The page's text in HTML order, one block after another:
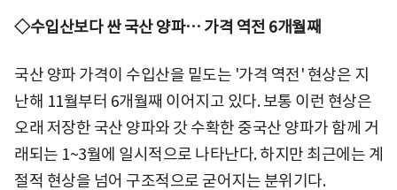
◇수입산보다 싼 국산 양파… 가격 역전 6개월째
국산 양파 가격이 수입산을 밑도는 '가격 역전' 현상은 지
난해 11월부터 6개월째 이어지고 있다. 보통 이런 현상은
오래 저장한 국산 양파와 갓 수확한 중국산 양파가 함께 거
래되는 1~3월에 일시적으로 나타난다. 하지만 최근에는 계
절적 현상을 넘어 구조적으로 굳어지는 분위기다.